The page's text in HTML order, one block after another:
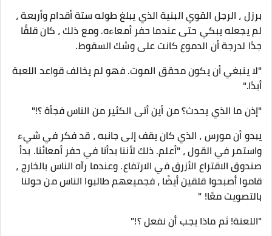
برزل ، الرجل القوي البنية الذي يبلغ طوله ستة أقدام وأربعة ،
لم يجعله يبكي حتى عندما حفر أمعاءه. ومع ذلك ، كان قلقًا
جدًا لدرجة أن الدموع كانت على وشك السقوط.
"لا ينبغي أن يكون محقق الموت. فهو لم يخالف قواعد اللعبة
أبدًا."
"إذن ما الذي يحدث؟ من أين أتى الكثير من الناس فجأة ؟!"
يبدو أن مورس ، الذي كان يقف إلى جانبه ، قد فكر في شيء
واستمر في القول ، "أعلم. ذلك لأننا بدأنا في حفر أمعائنا. بدأ
صندوق الاقتراع الأزرق في الارتفاع. وعندما رآه الناس بالخارج ،
قاموا أصبحوا قلقين أيضًا ، فجميعهم طالبوا الناس من حولنا
بالتصويت معًا! "
"اللعنة! ثم ماذا يجب أن نفعل ؟!"